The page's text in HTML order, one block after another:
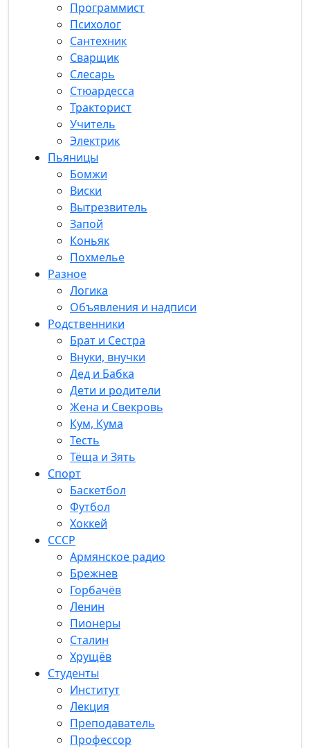
Программист
Психолог
Сантехник
Сварщик
Слесарь
Стюардесса
Тракторист
Учитель
Электрик
Пьяницы
Бомжи
Виски
Вытрезвитель
Запой
Коньяк
Похмелье
Разное
Логика
Объявления и надписи
Родственники
Брат и Сестра
Внуки, внучки
Дед и Бабка
Дети и родители
Жена и Свекровь
Кум, Кума
Тесть
Тёща и Зять
Спорт
Баскетбол
Футбол
Хоккей
СССР
Армянское радио
Брежнев
Горбачёв
Ленин
Пионеры
Сталин
Хрущёв
Студенты
Институт
Лекция
Преподаватель
Профессор